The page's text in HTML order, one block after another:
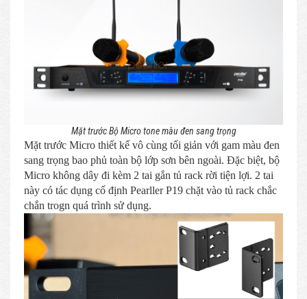
Mặt trước Bộ Micro tone màu đen sang trọng
Mặt trước Micro thiết kế vô cùng tối giản với gam màu đen
sang trọng bao phủ toàn bộ lớp sơn bên ngoài. Đặc biệt, bộ
Micro không dây đi kèm 2 tai gắn tủ rack rời tiện lợi. 2 tai
này có tác dụng cố định Pearller P19 chặt vào tủ rack chắc
chắn trogn quá trình sử dụng.